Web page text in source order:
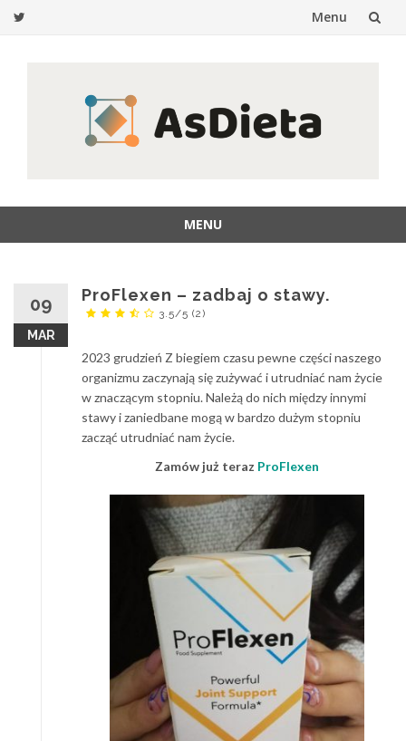
Menu
MENU
09
MAR
ProFlexen – zadbaj o stawy.
3.5/5 (2)
2023 grudzień Z biegiem czasu pewne części naszego
organizmu zaczynają się zużywać i utrudniać nam życie
w znaczącym stopniu. Należą do nich między innymi
stawy i zaniedbane mogą w bardzo dużym stopniu
zacząć utrudniać nam życie.
Zamów już teraz ProFlexen